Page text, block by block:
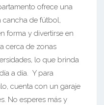
ofrece una
de fútbol,
forma y divertirse en
cerca de zonas
lo que brinda
a día. Y para
cuenta con un garaje
No esperes más y